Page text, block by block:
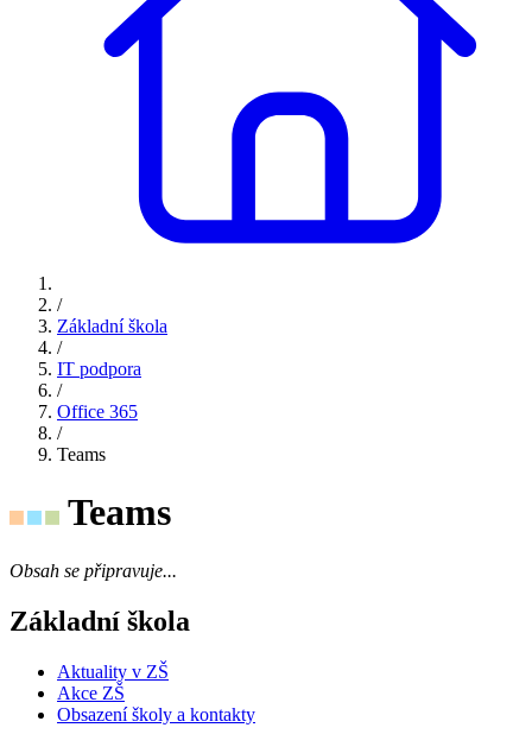
/
Základní škola
/
IT podpora
/
Office 365
/
Teams
Teams
Obsah se připravuje...
Základní škola
Aktuality v ZŠ
Akce ZŠ
Obsazení školy a kontakty